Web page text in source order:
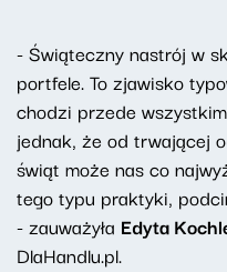
- Świąteczny nastrój w
portfele. To zjawisko
chodzi przede
jednak, że od trwającej
świąt może nas co
tego typu praktyki,
- zauważyła Edyta
DlaHandlu.pl.